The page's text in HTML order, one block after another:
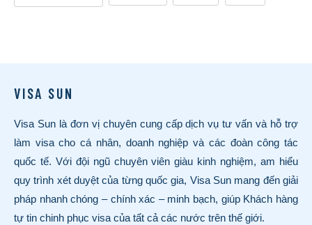
VISA SUN
Visa Sun là đơn vị chuyên cung cấp dịch vụ tư vấn và hỗ trợ
làm visa cho cá nhân, doanh nghiệp và các đoàn công tác
quốc tế. Với đội ngũ chuyên viên giàu kinh nghiệm, am hiểu
quy trình xét duyệt của từng quốc gia, Visa Sun mang đến giải
pháp nhanh chóng – chính xác – minh bạch, giúp Khách hàng
tự tin chinh phục visa của tất cả các nước trên thế giới.